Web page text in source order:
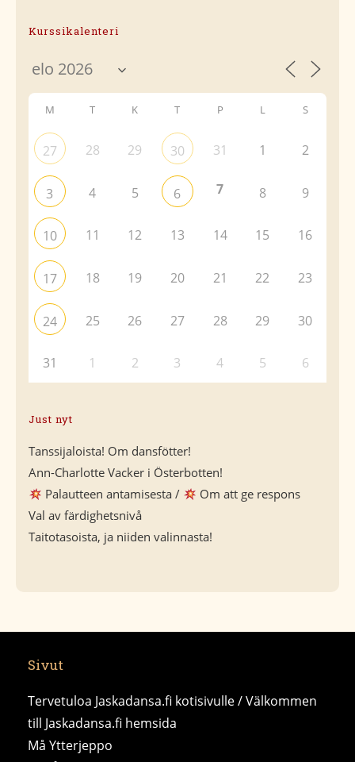
Kurssikalenteri
M T K T P L S
27 28 29 30 31 1 2
3 4 5 6 7 8 9
10 11 12 13 14 15 16
17 18 19 20 21 22 23
24 25 26 27 28 29 30
31 1 2 3 4 5 6
Just nyt
Tanssijaloista! Om dansfötter!
Ann-Charlotte Vacker i Österbotten!
Palautteen antamisesta /
Om att ge respons
Val av färdighetsnivå
Taitotasoista, ja niiden valinnasta!
Sivut
Tervetuloa Jaskadansa.fi kotisivulle / Välkommen
till Jaskadansa.fi hemsida
Må Ytterjeppo